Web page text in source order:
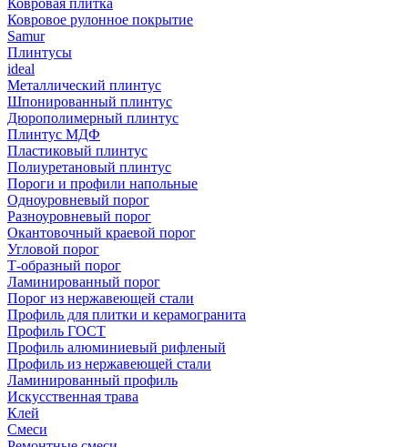
Ковровая плитка
Ковровое рулонное покрытие
Samur
Плинтусы
ideal
Металлический плинтус
Шпонированный плинтус
Дюрополимерный плинтус
Плинтус МДФ
Пластиковый плинтус
Полиуретановый плинтус
Пороги и профили напольные
Одноуровневый порог
Разноуровневый порог
Окантовочный краевой порог
Угловой порог
Т-образный порог
Ламинированный порог
Порог из нержавеющей стали
Профиль для плитки и керамогранита
Профиль ГОСТ
Профиль алюминиевый рифленый
Профиль из нержавеющей стали
Ламинированный профиль
Искусственная трава
Клей
Смеси